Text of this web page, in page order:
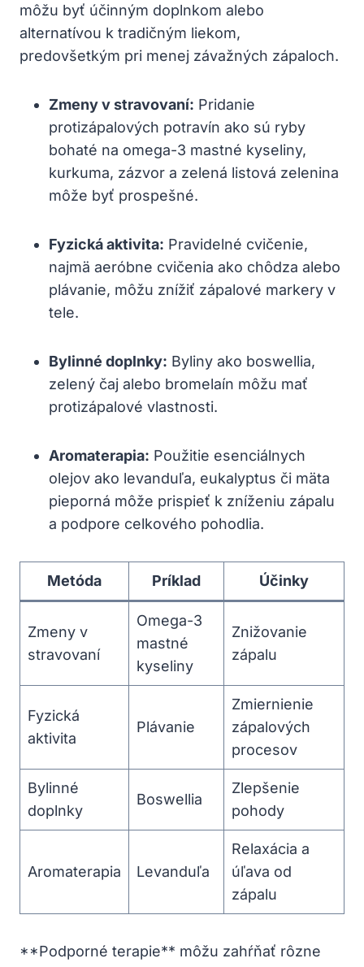
môžu byť účinným doplnkom alebo
alternatívou k tradičným liekom,
predovšetkým pri menej závažných zápaloch.
Zmeny v stravovaní: Pridanie
protizápalových potravín ako sú ryby
bohaté na omega-3 mastné kyseliny,
kurkuma, zázvor a zelená listová zelenina
môže byť prospešné.
Fyzická aktivita: Pravidelné cvičenie,
najmä aeróbne cvičenia ako chôdza alebo
plávanie, môžu znížiť zápalové markery v
tele.
Bylinné doplnky: Byliny ako boswellia,
zelený čaj alebo bromelaín môžu mať
protizápalové vlastnosti.
Aromaterapia: Použitie esenciálnych
olejov ako levanduľa, eukalyptus či mäta
pieporná môže prispieť k zníženiu zápalu
a podpore celkového pohodlia.
Metóda Príklad Účinky
Zmeny v
stravovaní
Omega-3
mastné
kyseliny
Znižovanie
zápalu
Fyzická
aktivita
Plávanie
Zmiernienie
zápalových
procesov
Bylinné
doplnky
Boswellia
Zlepšenie
pohody
Aromaterapia Levanduľa
Relaxácia a
úľava od
zápalu
**Podporné terapie** môžu zahŕňať rôzne